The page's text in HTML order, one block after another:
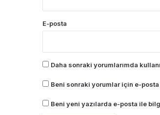
E-posta
Daha sonraki yorumlarımda
Beni sonraki yorumlar için e-
Beni yeni yazılarda e-posta ile